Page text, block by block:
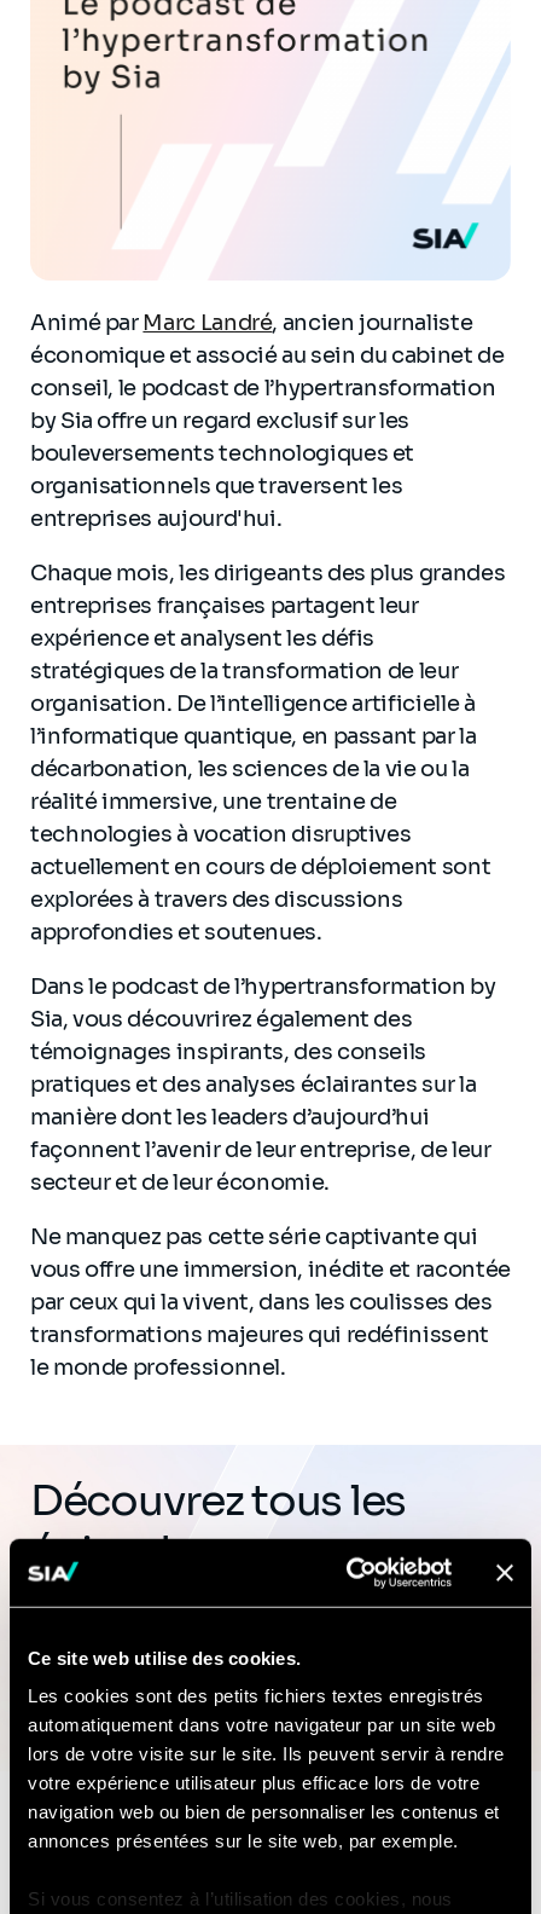
Ce site web utilise des cookies.
Les cookies sont des petits fichiers textes enregistrés
automatiquement dans votre navigateur par un site web
lors de votre visite sur le site. Ils peuvent servir à rendre
votre expérience utilisateur plus efficace lors de votre
navigation web ou bien de personnaliser les contenus et
annonces présentées sur le site web, par exemple.
Si vous consentez à l’utilisation des cookies, nous
Animé par Marc Landré, ancien journaliste
économique et associé au sein du cabinet de
conseil, le podcast de l’hypertransformation
by Sia offre un regard exclusif sur les
bouleversements technologiques et
organisationnels que traversent les
entreprises aujourd'hui.
Chaque mois, les dirigeants des plus grandes
entreprises françaises partagent leur
expérience et analysent les défis
stratégiques de la transformation de leur
organisation. De l’intelligence artificielle à
l’informatique quantique, en passant par la
décarbonation, les sciences de la vie ou la
réalité immersive, une trentaine de
technologies à vocation disruptives
actuellement en cours de déploiement sont
explorées à travers des discussions
approfondies et soutenues.
Dans le podcast de l’hypertransformation by
Sia, vous découvrirez également des
témoignages inspirants, des conseils
pratiques et des analyses éclairantes sur la
manière dont les leaders d’aujourd’hui
façonnent l’avenir de leur entreprise, de leur
secteur et de leur économie.
Ne manquez pas cette série captivante qui
vous offre une immersion, inédite et racontée
par ceux qui la vivent, dans les coulisses des
transformations majeures qui redéfinissent
le monde professionnel.
Découvrez tous les
épisodes
Cliquez ici
Nous contacter